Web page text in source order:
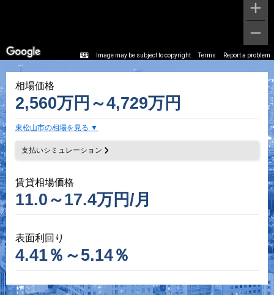
相場価格
2,560万円～4,729万円
東松山市の相場を見る
支払いシミュレーション
賃貸相場価格
11.0～17.4万円/月
表面利回り
4.41％～5.14％
Image may be subject to copyright Terms Report a problem